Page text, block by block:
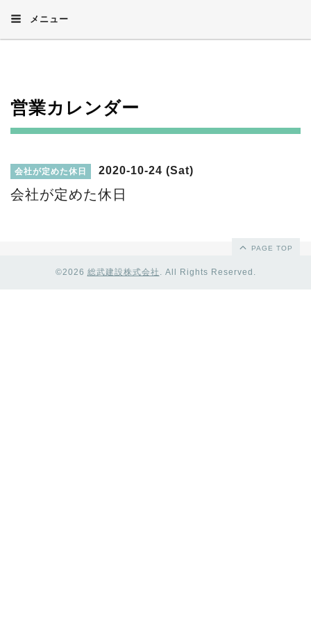
メニュー
営業カレンダー
会社が定めた休日 2020-10-24 (Sat)
会社が定めた休日
PAGE TOP
©2026 総武建設株式会社 . All Rights Reserved.